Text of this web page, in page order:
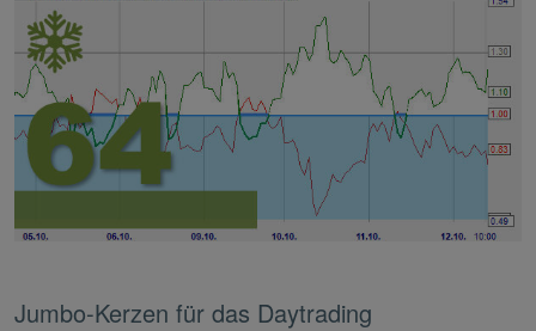
Jumbo-Kerzen für das Daytrading